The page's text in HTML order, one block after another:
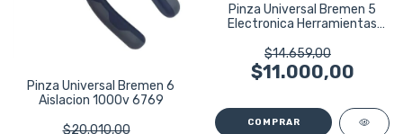
Pinza Universal Bremen 6
Aislacion 1000v 6769
$20.010,00
Pinza Universal Bremen 5
Electronica Herramientas
$14.659,00
$11.000,00